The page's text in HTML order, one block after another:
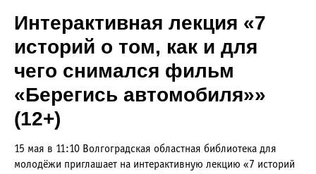
Интерактивная лекция «7
историй о том, как и для
чего снимался фильм
«Берегись автомобиля»»
(12+)
15 мая в 11:10 Волгоградская областная библиотека для
молодёжи приглашает на интерактивную лекцию «7 историй